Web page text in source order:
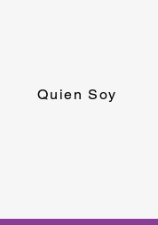
Quien Soy